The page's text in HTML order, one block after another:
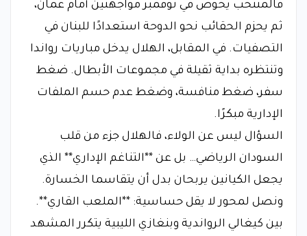
فالمنتخب يخوض في نوفمبر مواجهتين أمام عمان،
ثم يحزم الحقائب نحو الدوحة استعدادًا للبنان في
التصفيات. في المقابل، الهلال يدخل مباريات رواندا
وتنتظره بداية ثقيلة في مجموعات الأبطال. ضغط
سفر، ضغط منافسة، وضغط عدم حسم الملفات
الإدارية مبكرًا.
السؤال ليس عن الولاء، فالهلال جزء من قلب
السودان الرياضي… بل عن **التناغم الإداري** الذي
يجعل الكيانين يربحان بدل أن يتقاسما الخسارة.
ونصل لمحور لا يقل حساسية: **الملعب القاري**.
بين كيغالي الرواندية وبنغازي الليبية يتكرر المشهد